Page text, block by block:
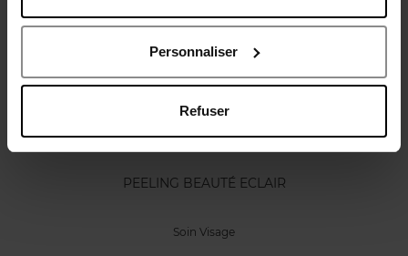
Personnaliser
Refuser
Nouveauté
CLARINS
PEELING BEAUTÉ ECLAIR
Soin Visage